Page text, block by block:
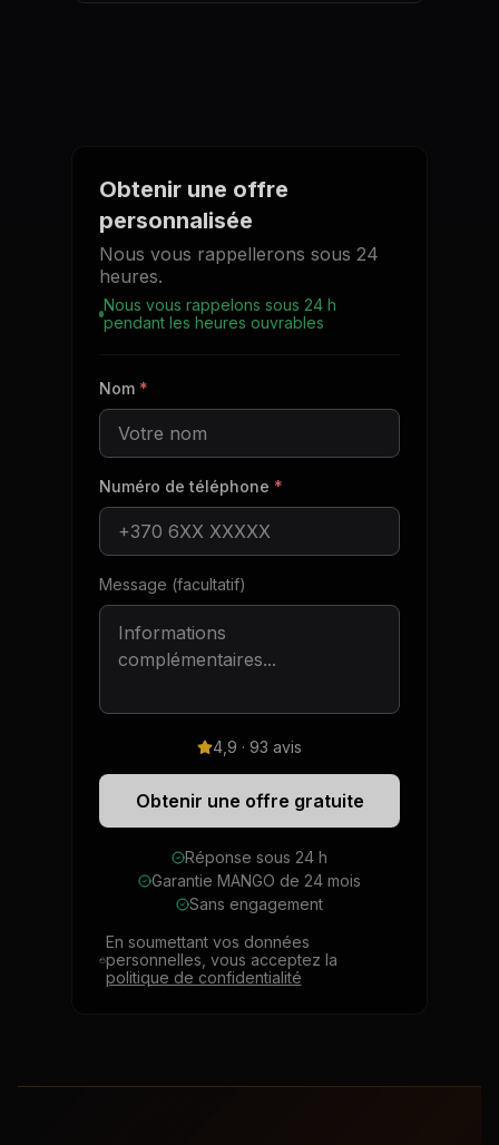
Obtenir une offre
personnalisée
Nous vous rappellerons sous 24
heures.
Nous vous rappelons sous 24 h
pendant les heures ouvrables
Nom *
Numéro de téléphone *
Message (facultatif)
4,9 · 93 avis
Obtenir une offre gratuite
Réponse sous 24 h
Garantie MANGO de 24 mois
Sans engagement
En soumettant vos données
personnelles, vous acceptez la
politique de confidentialité